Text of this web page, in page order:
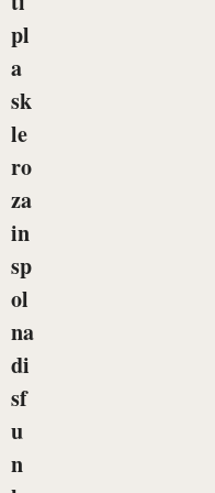
pl
a
sk
le
ro
za
in
sp
ol
na
di
sf
u
n